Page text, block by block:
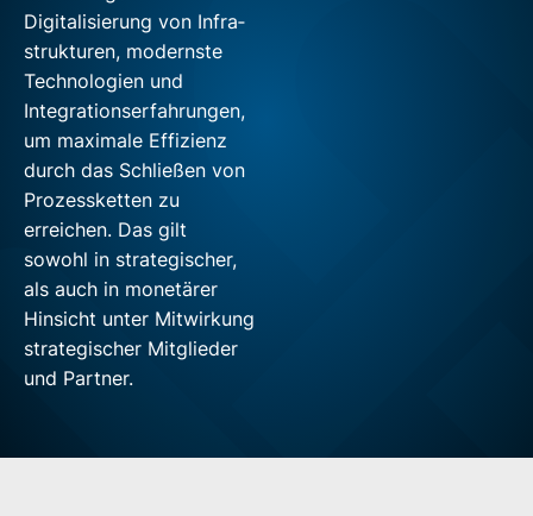
Digitalisierung von Infra­
strukturen, modernste
Technologien und
Integrations­erfahrungen,
um maximale Effizienz
durch das Schließen von
Prozess­ketten zu
erreichen. Das gilt
sowohl in strategischer,
als auch in monetärer
Hinsicht unter Mitwirkung
strategischer Mitglieder
und Partner.